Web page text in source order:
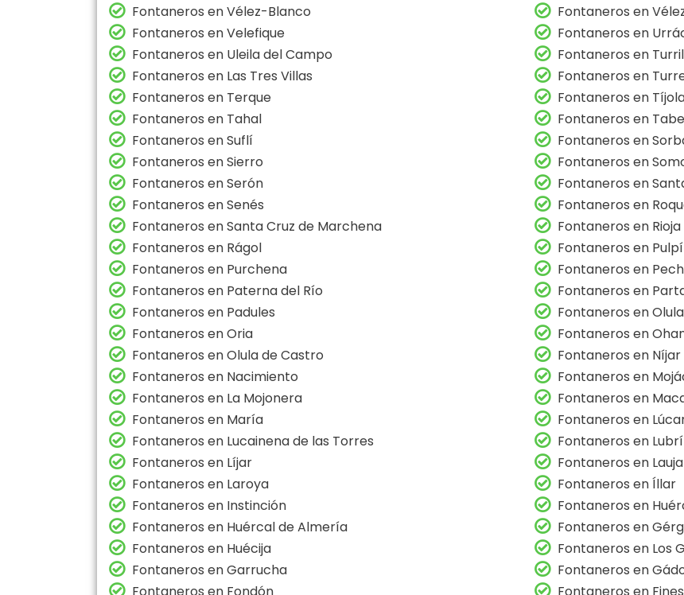
Fontaneros en Vélez-Blanco
Fontaneros en
Fontaneros en Velefique
Fontaneros en
Fontaneros en Uleila del Campo
Fontaneros en
Fontaneros en Las Tres Villas
Fontaneros en
Fontaneros en Terque
Fontaneros en
Fontaneros en Tahal
Fontaneros en
Fontaneros en Suflí
Fontaneros en
Fontaneros en Sierro
Fontaneros en
Fontaneros en Serón
Fontaneros en
Fontaneros en Senés
Fontaneros en
Fontaneros en Santa Cruz de Marchena
Fontaneros en Rioja
Fontaneros en Rágol
Fontaneros en Pulpí
Fontaneros en Purchena
Fontaneros en
Fontaneros en Paterna del Río
Fontaneros en
Fontaneros en Padules
Fontaneros en
Fontaneros en Oria
Fontaneros en
Fontaneros en Olula de Castro
Fontaneros en Níjar
Fontaneros en Nacimiento
Fontaneros en
Fontaneros en La Mojonera
Fontaneros en
Fontaneros en María
Fontaneros en
Fontaneros en Lucainena de las Torres
Fontaneros en
Fontaneros en Líjar
Fontaneros en
Fontaneros en Laroya
Fontaneros en Íllar
Fontaneros en Instinción
Fontaneros en
Fontaneros en Huércal de Almería
Fontaneros en
Fontaneros en Huécija
Fontaneros en Los
Fontaneros en Garrucha
Fontaneros en
Fontaneros en Fondón
Fontaneros en Fines